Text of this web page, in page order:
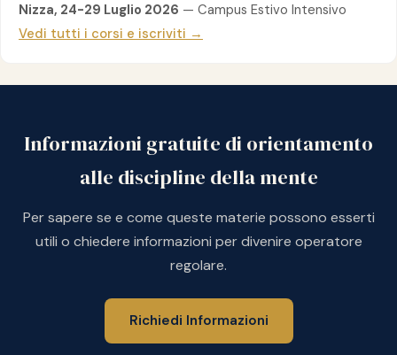
Nizza, 24-29 Luglio 2026 — Campus Estivo Intensivo
Vedi tutti i corsi e iscriviti →
Informazioni gratuite di orientamento
alle discipline della mente
Per sapere se e come queste materie possono esserti
utili o chiedere informazioni per divenire operatore
regolare.
Richiedi Informazioni